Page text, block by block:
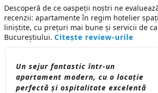
Descoperă de ce oaspeții noștri ne
recenzii: apartamente în regim hotelier
liniștite, cu prețuri mai bune și servicii de
Bucureștiului. Citește review-urile
Un sejur fantastic într-un
apartament modern, cu o locație
perfectă și ospitalitate excelentă